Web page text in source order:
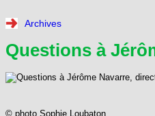
Archives
Questions à
© photo Sophie Loubaton